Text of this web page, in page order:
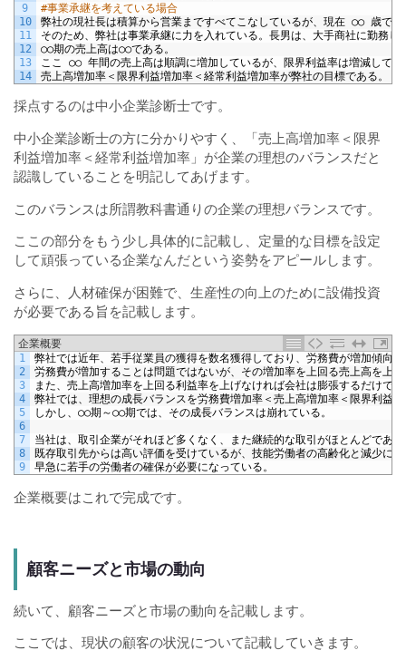
9
10
11
12
13
14
#事業承継を考えている場合
弊社の現社長は積算から営業まですべてこなしているが、現在 ○○
歳で
そのため、弊社は事業承継に力を入れている。長男は、大手商社に勤務し
○○期の売上高は○○である。
ここ
○○ 年間の売上高は順調に増加しているが、限界利益率は増減してい
売上高増加率＜限界利益増加率＜経常利益増加率が弊社の目標である。
採点するのは中小企業診断士です。
中小企業診断士の方に分かりやすく、「売上高増加率＜限界
利益増加率＜経常利益増加率」が企業の理想のバランスだと
認識していることを明記してあげます。
このバランスは所謂教科書通りの企業の理想バランスです。
ここの部分をもう少し具体的に記載し、定量的な目標を設定
して頑張っている企業なんだという姿勢をアピールします。
さらに、人材確保が困難で、生産性の向上のために設備投資
が必要である旨を記載します。
企業概要
1
2
3
4
5
6
7
8
9
弊社では近年、若手従業員の獲得を数名獲得しており、労務費が増加傾向
労務費が増加することは問題ではないが、その増加率を上回る売上高を上
また、売上高増加率を上回る利益率を上げなければ会社は膨張するだけで
弊社では、理想の成長バランスを労務費増加率＜売上高増加率＜限界利益
しかし、○○期～○○期では、その成長バランスは崩れている。
当社は、取引企業がそれほど多くなく、また継続的な取引がほとんどであ
既存取引先からは高い評価を受けているが、技能労働者の高齢化と減少に
早急に若手の労働者の確保が必要になっている。
企業概要はこれで完成です。
顧客ニーズと市場の動向
続いて、顧客ニーズと市場の動向を記載します。
ここでは、現状の顧客の状況について記載していきます。